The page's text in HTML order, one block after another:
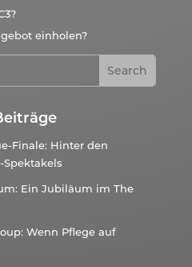
einholen?
Finale: Hinter den
Ein Jubiläum im The
Wenn Pflege auf